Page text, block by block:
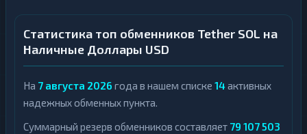
Статистика топ обменников Tether SOL на
Наличные Доллары USD
На 7 августа 2026 года в нашем списке 14активных
надежных обменных пункта.
Суммарный резерв обменников составляет 79 107 503